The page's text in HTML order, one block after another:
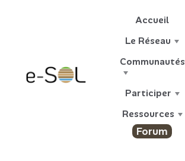
Accueil
Le Réseau
Communautés
Participer
Ressources
Forum